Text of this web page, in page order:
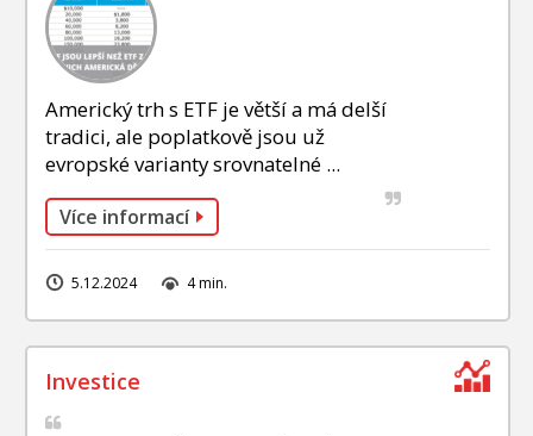
Americký trh s ETF je větší a má delší
tradici, ale poplatkově jsou už
evropské varianty srovnatelné ...
Více informací
5.12.2024 4 min.